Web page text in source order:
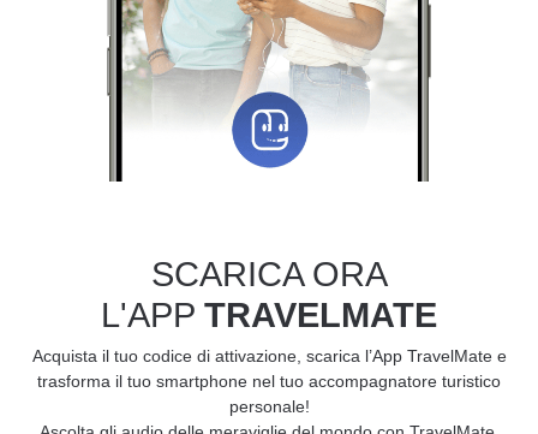
SCARICA ORA
L'APP TRAVELMATE
Acquista il tuo codice di attivazione, scarica l’App TravelMate e
trasforma il tuo smartphone nel tuo accompagnatore turistico
personale!